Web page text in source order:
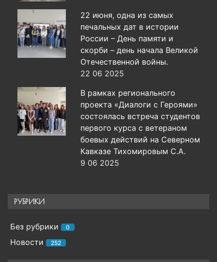
22 июня, одна из самых
печальных дат в истории
России – День памяти и
скорби – день начала Великой
Отечественной войны.
22 06 2025
В рамках регионального
проекта «Диалоги с Героями»
состоялась встреча студентов
первого курса с ветераном
боевых действий на Северном
Кавказе Тихомировым С.А.
9 06 2025
РУБРИКИ
Без рубрики 0
Новости 252